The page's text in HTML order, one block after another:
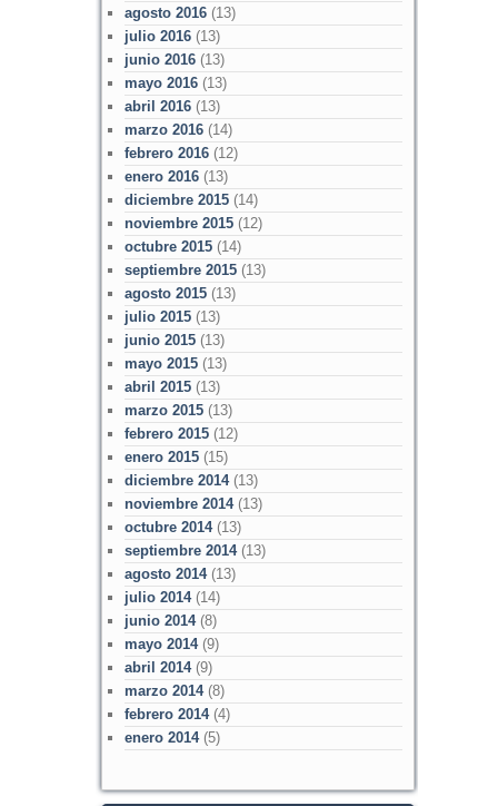
agosto 2016(13)
julio 2016(13)
junio 2016(13)
mayo 2016(13)
abril 2016(13)
marzo 2016(14)
febrero 2016(12)
enero 2016(13)
diciembre 2015(14)
noviembre 2015(12)
octubre 2015(14)
septiembre 2015(13)
agosto 2015(13)
julio 2015(13)
junio 2015(13)
mayo 2015(13)
abril 2015(13)
marzo 2015(13)
febrero 2015(12)
enero 2015(15)
diciembre 2014(13)
noviembre 2014(13)
octubre 2014(13)
septiembre 2014(13)
agosto 2014(13)
julio 2014(14)
junio 2014(8)
mayo 2014(9)
abril 2014(9)
marzo 2014(8)
febrero 2014(4)
enero 2014(5)